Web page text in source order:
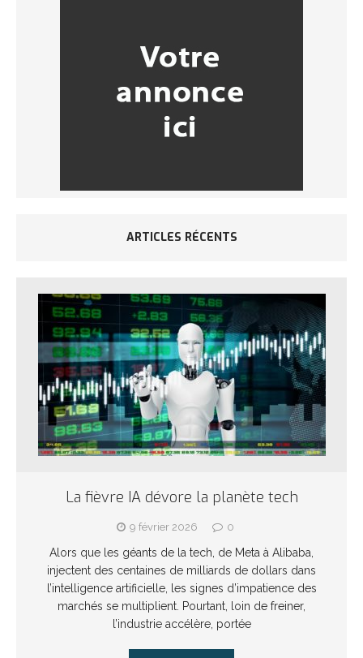
ARTICLES RÉCENTS
La fièvre IA dévore la planète tech
9 février 2026 0
Alors que les géants de la tech, de Meta à Alibaba,
injectent des centaines de milliards de dollars dans
l’intelligence artificielle, les signes d’impatience des
marchés se multiplient. Pourtant, loin de freiner,
l’industrie accélère, portée